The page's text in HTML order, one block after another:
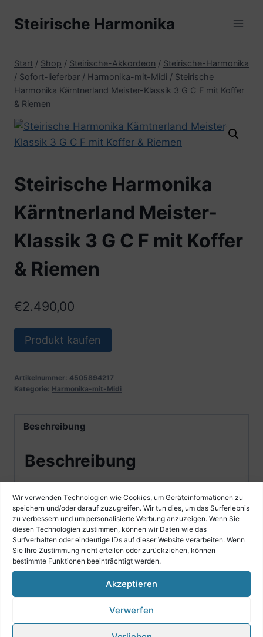
Wir verwenden Technologien wie Cookies, um Geräteinformationen zu
speichern und/oder darauf zuzugreifen. Wir tun dies, um das Surferlebnis
zu verbessern und um personalisierte Werbung anzuzeigen. Wenn Sie
diesen Technologien zustimmen, können wir Daten wie das
Surfverhalten oder eindeutige IDs auf dieser Website verarbeiten. Wenn
Sie Ihre Zustimmung nicht erteilen oder zurückziehen, können
bestimmte Funktionen beeinträchtigt werden.
Akzeptieren
Verwerfen
InhaltSteirische Harmonika
Start / Shop / Steirische-Akkordeon / Steirische-Harmonika
/ Sofort-lieferbar / Harmonika-mit-Midi / Steirische
Harmonika Kärntnerland Meister-Klassik 3 G C F mit Koffer
& Riemen
Steirische Harmonika
Kärntnerland Meister-
Klassik 3 G C F mit Koffer
& Riemen
€2.490,00
Produkt kaufen
Artikelnummer: 4505894217
Kategorie: Harmonika-mit-Midi
Beschreibung
Beschreibung
– Kärntnerland Harmonika
– Modell: Meister-Klassik 3
– 3-reihig, 3-chörig
– Stimmung: G C F
– 33 Diskanttasten
– MIt Koffer & Riemen